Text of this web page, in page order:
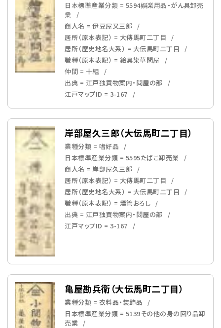
日本標準産業分類 = 5594娯楽用品・がん具卸売
業
商人名 = 伊豆屋又三郎
居所（原本表記） = 大傳馬町二丁目
居所（歴史地名大系） = 大伝馬町二丁目
職種（原本表記） = 絵具染草問屋
仲間 = 十組
出典 = 江戸独買物案内・問屋の部
江戸マップID = 3-167
岸部屋久三郎（大伝馬町二丁目）
業種分類 = 嗜好品
日本標準産業分類 = 5595たばこ卸売業
商人名 = 岸部屋久三郎
居所（原本表記） = 大傳馬町二丁目
居所（歴史地名大系） = 大伝馬町二丁目
職種（原本表記） = 煙管おろし
出典 = 江戸独買物案内・問屋の部
江戸マップID = 3-167
亀屋勘兵衛（大伝馬町二丁目）
業種分類 = 衣料品・装飾品
日本標準産業分類 = 5139その他の身の回り品卸
売業